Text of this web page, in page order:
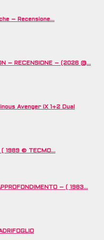
– Recensione…
– RECENSIONE – (2026 @…
Avenger iX 1+2 Dual
( 1989 © TECMO…
– ( 1983…